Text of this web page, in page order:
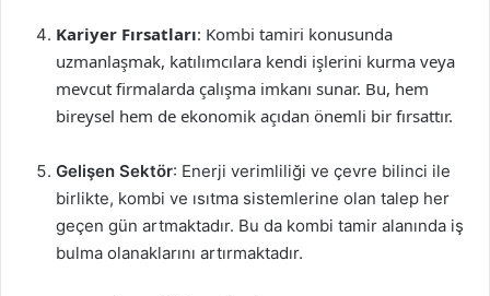
Kariyer Fırsatları: Kombi tamiri konusunda
uzmanlaşmak, katılımcılara kendi işlerini kurma veya
mevcut firmalarda çalışma imkanı sunar. Bu, hem
bireysel hem de ekonomik açıdan önemli bir fırsattır.
Gelişen Sektör: Enerji verimliliği ve çevre bilinci ile
birlikte, kombi ve ısıtma sistemlerine olan talep her
geçen gün artmaktadır. Bu da kombi tamir alanında iş
bulma olanaklarını artırmaktadır.